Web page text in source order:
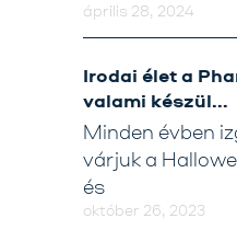
április 28, 2024
Irodai élet a
valami készül…
október 26, 2023
Minden évben
várjuk a
és